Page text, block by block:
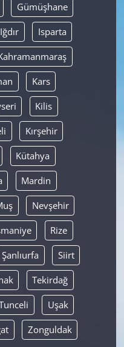
Gümüşhane
Iğdır Isparta
Kars
Kilis
Kırşehir
Kütahya
Mardin
Nevşehir
Rize
Şanlıurfa Siirt
Tekirdağ
Uşak
Zonguldak